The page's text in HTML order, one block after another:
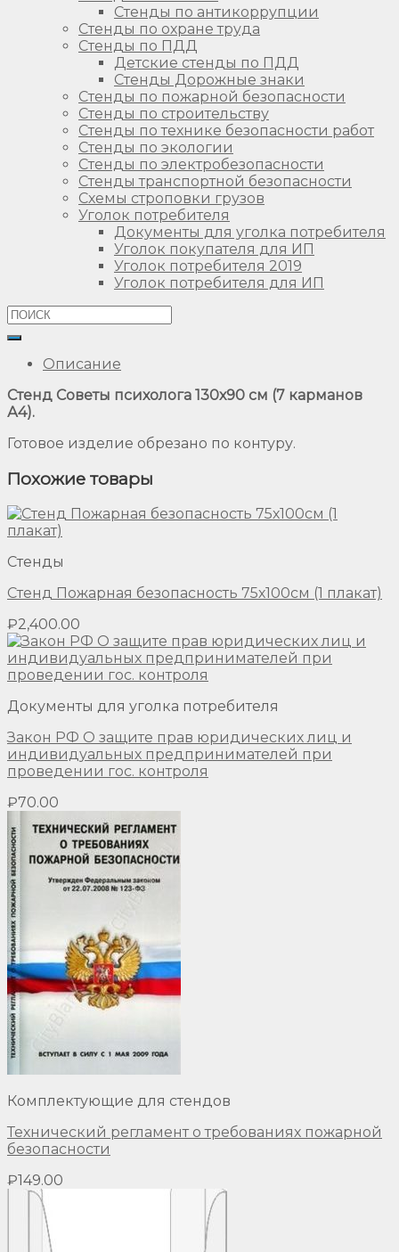
Стенды по антикоррупции
Стенды по охране труда
Стенды по ПДД
Детские стенды по ПДД
Стенды Дорожные знаки
Стенды по пожарной безопасности
Стенды по строительству
Стенды по технике безопасности работ
Стенды по экологии
Стенды по электробезопасности
Стенды транспортной безопасности
Схемы строповки грузов
Уголок потребителя
Документы для уголка потребителя
Уголок покупателя для ИП
Уголок потребителя 2019
Уголок потребителя для ИП
Описание
Стенд Советы психолога 130х90 см (7 карманов
А4).
Готовое изделие обрезано по контуру.
Похожие товары
Стенды
Стенд Пожарная безопасность 75х100см (1 плакат)
₽2,400.00
Документы для уголка потребителя
Закон РФ О защите прав юридических лиц и
индивидуальных предпринимателей при
проведении гос. контроля
₽70.00
Комплектующие для стендов
Технический регламент о требованиях пожарной
безопасности
₽149.00